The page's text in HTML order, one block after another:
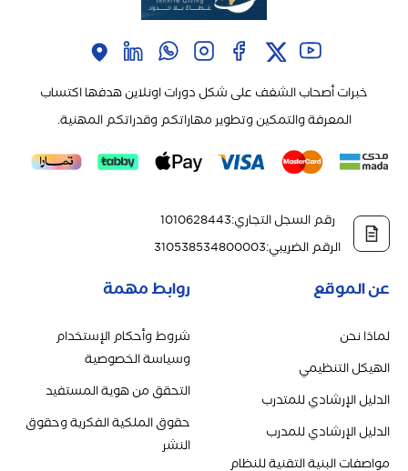
خبرات أصحاب الشغف على شكل دورات اونلاين هدفها اكتساب
المعرفة والتمكين وتطوير مهاراتكم وقدراتكم المهنية.
رقم السجل التجاري:
1010628443
الرقم الضريبي:
310538534800003
عن الموقع
لماذا نحن
الهيكل التنظيمي
الدليل الإرشادي للمتدرب
الدليل الإرشادي للمدرب
مواصفات البنية التقنية للنظام
روابط مهمة
شروط وأحكام الإستخدام
وسياسة الخصوصية
التحقق من هوية المستفيد
حقوق الملكية الفكرية وحقوق
النشر